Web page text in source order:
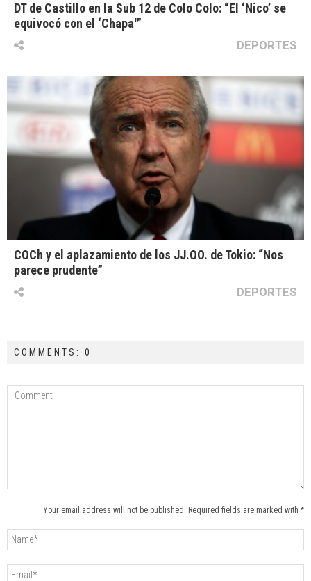
DT de Castillo en la Sub 12 de Colo Colo: “El ‘Nico’ se
equivocó con el ‘Chapa'”
DEPORTES
COCh y el aplazamiento de los JJ.OO. de Tokio: “Nos
parece prudente”
DEPORTES
COMMENTS: 0
Your email address will not be published. Required fields are marked with *